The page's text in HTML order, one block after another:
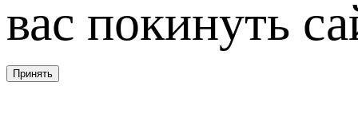
вас покинуть
Принять